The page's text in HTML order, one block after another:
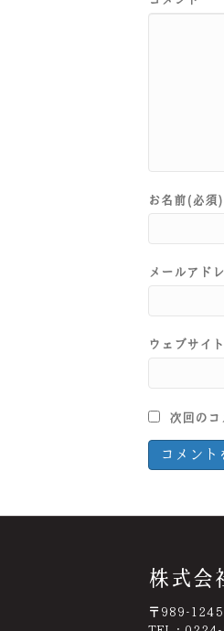
お名前(必須)
メールアド
ウェブサイト
次回のコ
株式会
〒989-1245